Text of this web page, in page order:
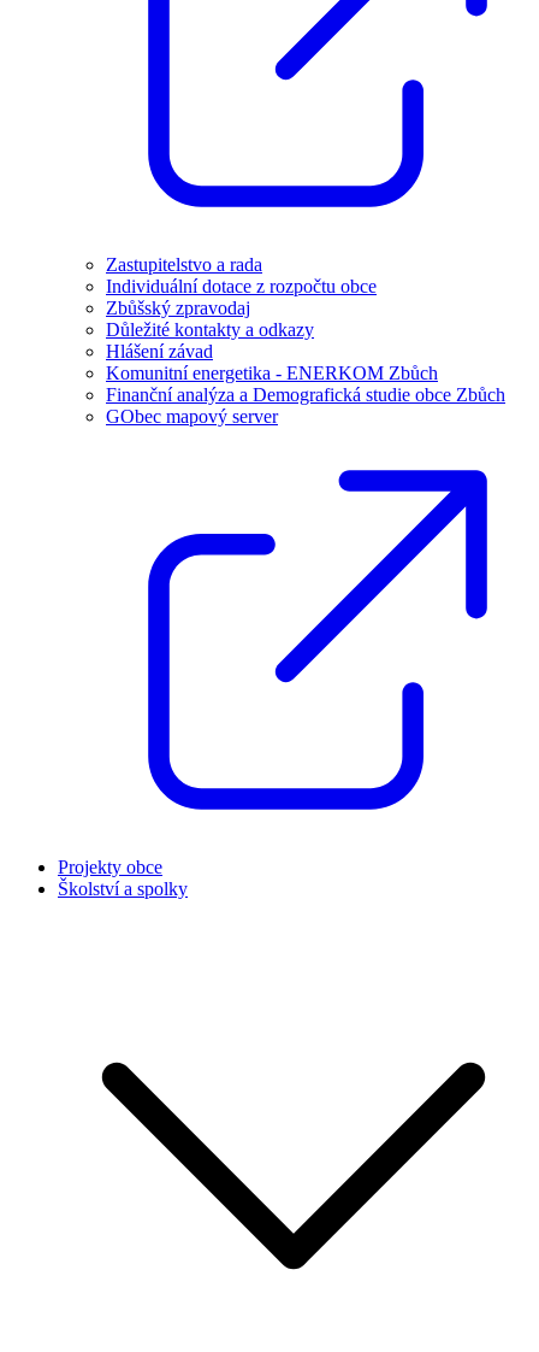
Zastupitelstvo a rada
Individuální dotace z rozpočtu obce
Zbůšský zpravodaj
Důležité kontakty a odkazy
Hlášení závad
Komunitní energetika - ENERKOM Zbůch
Finanční analýza a Demografická studie obce Zbůch
GObec mapový server
Projekty obce
Školství a spolky